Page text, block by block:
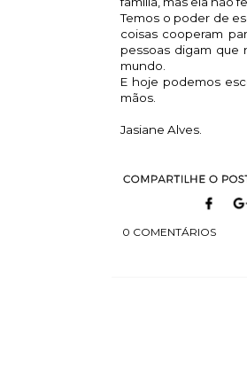
Temos o poder de
coisas cooperam
pessoas digam que
mundo.
E hoje podemos
mãos.
Jasiane Alves.
0 COMENTÁRIOS